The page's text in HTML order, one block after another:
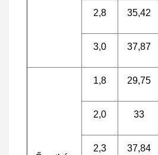
2,8 35,42
3,0 37,87
1,8 29,75
2,0 33
2,3 37,84